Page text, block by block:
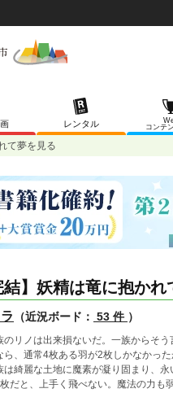
レンタル
コンテ
て夢を見る
結】妖精は竜に抱か
（近況ボード： 53 件 ）
のリノは出来損ないだ。一族からそう
ら、通常4枚ある羽が2枚しかなかった
は綺麗な土地に魔素が凝り固まり、永
だと、上手く飛べない。魔法の力も